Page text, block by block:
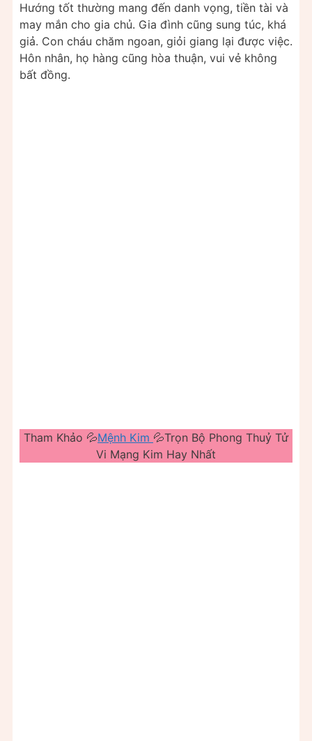
Hướng tốt thường mang đến danh vọng, tiền tài và
may mắn cho gia chủ. Gia đình cũng sung túc, khá
giả. Con cháu chăm ngoan, giỏi giang lại được việc.
Hôn nhân, họ hàng cũng hòa thuận, vui vẻ không
bất đồng.
Tham Khảo 💦Mệnh Kim 💦Trọn Bộ Phong Thuỷ Tử
Vi Mạng Kim Hay Nhất